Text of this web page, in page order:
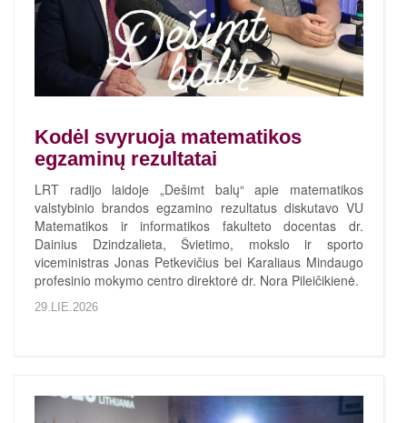
Kodėl svyruoja matematikos
egzaminų rezultatai
LRT radijo laidoje „Dešimt balų“ apie matematikos
valstybinio brandos egzamino rezultatus diskutavo VU
Matematikos ir informatikos fakulteto docentas dr.
Dainius Dzindzalieta, Švietimo, mokslo ir sporto
viceministras Jonas Petkevičius bei Karaliaus Mindaugo
profesinio mokymo centro direktorė dr. Nora Pileičikienė.
29.LIE.2026